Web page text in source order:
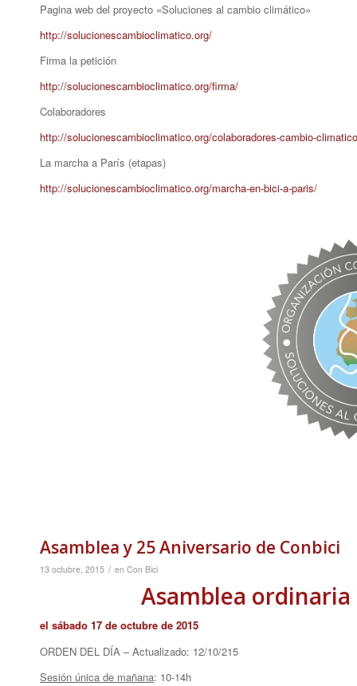
Pagina web del proyecto «Soluciones al cambio climático»
http://solucionescambioclimatico.org/
Firma la petición
http://solucionescambioclimatico.org/firma/
Colaboradores
http://solucionescambioclimatico.org/colaboradores-cambio-
La marcha a París (etapas)
http://solucionescambioclimatico.org/marcha-en-bici-a-paris/
Asamblea y 25 Aniversario de Conbici
13 octubre, 2015 / en Con Bici
Asamblea
el sábado 17 de octubre de 2015
ORDEN DEL DÍA – Actualizado: 12/10/215
Sesión única de mañana: 10-14h